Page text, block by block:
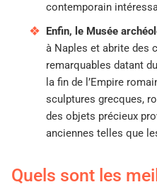
contemporain
Enfin, le Musée
à Naples et abrite des
remarquables datant
la fin de l’Empire
sculptures grecques,
des objets précieux
anciennes telles que
Quels sont les